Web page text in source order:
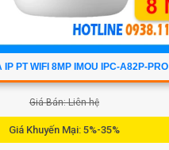
IP PT WIFI 8MP IMOU IPC-A82P-PRO
Giá Bán: Liên hệ
Giá Khuyến Mại: 5%-35%